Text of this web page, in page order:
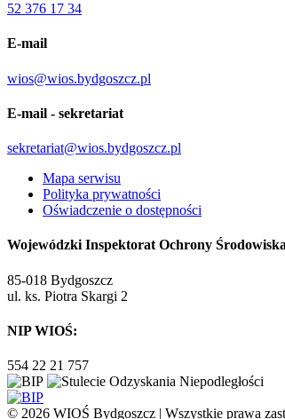
52 376 17 34
E-mail
wios@wios.bydgoszcz.pl
E-mail - sekretariat
sekretariat@wios.bydgoszcz.pl
Mapa serwisu
Polityka prywatności
Oświadczenie o dostępności
Wojewódzki Inspektorat Ochrony
85-018 Bydgoszcz
ul. ks. Piotra Skargi 2
NIP WIOŚ:
554 22 21 757
© 2026 WIOŚ Bydgoszcz | Wszystkie prawa